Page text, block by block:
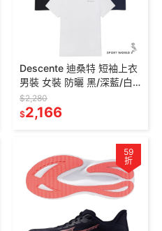
Descente 迪桑特 短袖上衣
男裝 女裝 防曬 黑/深藍/白
SR223UTS47-
BLK0/DNVY/WHT0
$2,280
$2,166
59
折